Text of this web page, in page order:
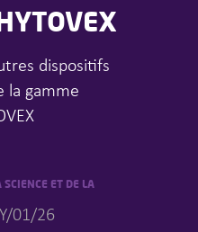
01/26
dispositifs
la gamme
SCIENCE ET DE LA